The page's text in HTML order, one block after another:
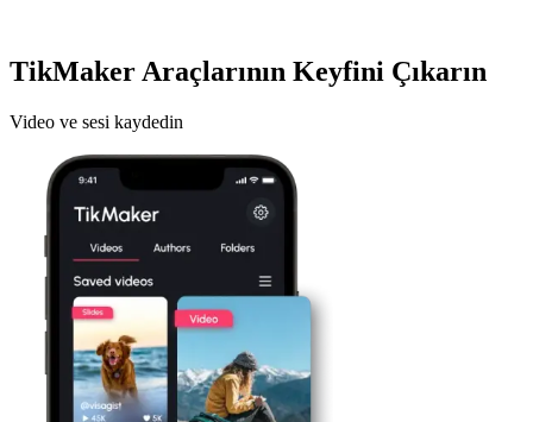
TikMaker Araçlarının Keyfini Çıkarın
Video ve sesi kaydedin